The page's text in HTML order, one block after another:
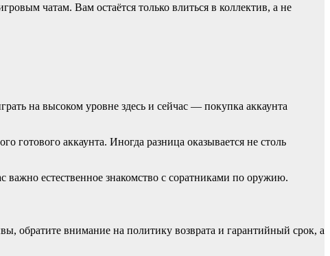
чатам. Вам остаётся только влиться в коллектив, а не
на высоком уровне здесь и сейчас — покупка аккаунта
готового аккаунта. Иногда разница оказывается не столь
важно естественное знакомство с соратниками по оружию.
обратите внимание на политику возврата и гарантийный срок, а